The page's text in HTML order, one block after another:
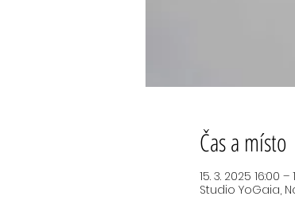
Čas a místo
15. 3. 2025 16:00 –
Studio YoGaia,